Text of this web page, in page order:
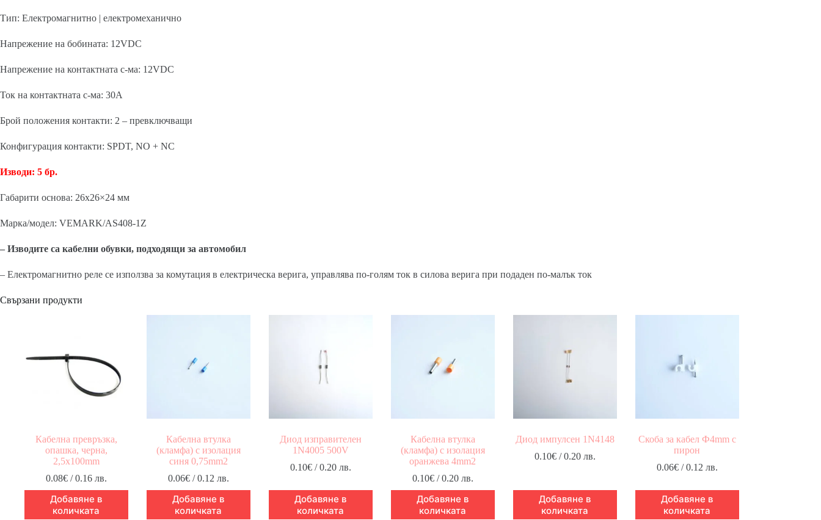
Тип: Електромагнитно | електромеханично
Напрежение на бобината: 12VDC
Напрежение на контактната с-ма: 12VDC
Ток на контактната с-ма: 30A
Брой положения контакти: 2 – превключващи
Конфигурация контакти: SPDT, NO + NC
Изводи: 5 бр.
Габарити основа: 26х26×24 мм
Марка/модел: VEMARK/AS408-1Z
– Изводите са кабелни обувки, подходящи за автомобил
– Електромагнитно реле се използва за комутация в електрическа верига, управлява по-голям ток в силова верига при подаден по-малък ток
Свързани продукти
Кабелна превръзка,
опашка, черна,
2,5x100mm
0.08€/ 0.16 лв.
Добавяне в
количката
Кабелна втулка
(кламфа) с изолация
синя 0,75mm2
0.06€/ 0.12 лв.
Добавяне в
количката
Диод изправителен
1N4005 500V
0.10€/ 0.20 лв.
Добавяне в
количката
Кабелна втулка
(кламфа) с изолация
оранжева 4mm2
0.10€/ 0.20 лв.
Добавяне в
количката
Диод импулсен 1N4148
0.10€/ 0.20 лв.
Добавяне в
количката
Скоба за кабел Ф4mm с
пирон
0.06€/ 0.12 лв.
Добавяне в
количката